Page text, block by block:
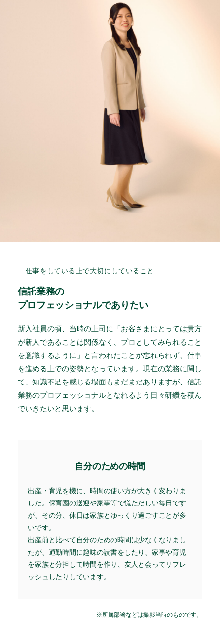
仕事をしている上で大切にしていること
信託業務の
プロフェッショナルでありたい
新入社員の頃、当時の上司に「お客さまにとっては貴方
が新人であることは関係なく、プロとしてみられること
を意識するように」と言われたことが忘れられず、仕事
を進める上での姿勢となっています。現在の業務に関し
て、知識不足を感じる場面もまだまだありますが、信託
業務のプロフェッショナルとなれるよう日々研鑽を積ん
でいきたいと思います。
自分のための時間
出産・育児を機に、時間の使い方が大きく変わりま
した。保育園の送迎や家事等で慌ただしい毎日です
が、その分、休日は家族とゆっくり過ごすことが多
いです。
出産前と比べて自分のための時間は少なくなりまし
たが、通勤時間に趣味の読書をしたり、家事や育児
を家族と分担して時間を作り、友人と会ってリフレ
ッシュしたりしています。
※所属部署などは撮影当時のものです。